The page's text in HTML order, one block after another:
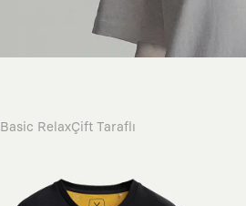
Basic RelaxÇift Taraflı